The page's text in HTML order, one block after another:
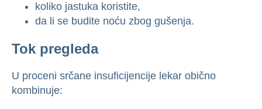
koliko jastuka koristite,
da li se budite noću zbog gušenja.
Tok pregleda
U proceni srčane insuficijencije lekar obično
kombinuje: